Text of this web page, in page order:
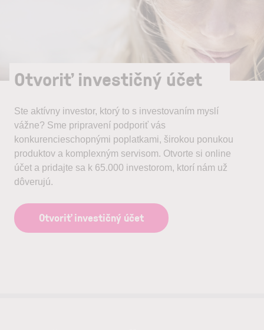
Otvoriť investičný účet
Ste aktívny investor, ktorý to s investovaním myslí
vážne? Sme pripravení podporiť vás
konkurencieschopnými poplatkami, širokou ponukou
produktov a komplexným servisom. Otvorte si online
účet a pridajte sa k 65.000 investorom, ktorí nám už
dôverujú.
Otvoriť investičný účet